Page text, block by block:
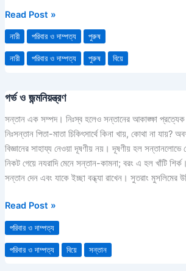
সেবাও
স্ত্রীর
প্রাপ্য।
Read Post »
নারী পরিবার ও দাম্পত্য পুরুষ
নারী পরিবার ও দাম্পত্য পুরুষ বিয়ে
গর্ভ ও জন্মনিয়ন্ত্রণ
সন্তান এক সম্পদ। নিঃস্ব হলেও সন্তানের আকাঙ্ক্ষা
নিঃসন্তান পিতা-মাতা চিকিৎসার্থে কিনা খায়, কোথা না যায়?
বিজ্ঞানের সাহায্য নেওয়া দূষণীয় নয়। দূষণীয় হল সন্তানলোভে
নিকট গেয়ে নযরাদি মেনে সন্তান-কামনা; বরং এ হল খাঁটি
সন্তান দেন এবং যাকে ইচ্ছা বন্ধ্যা রাখেন। সুতরাং মুসলিমের
গর্ভ
জন্মনিয়ন্ত্রণ
Read Post »
পরিবার ও দাম্পত্য
পরিবার ও দাম্পত্য বিয়ে সন্তান